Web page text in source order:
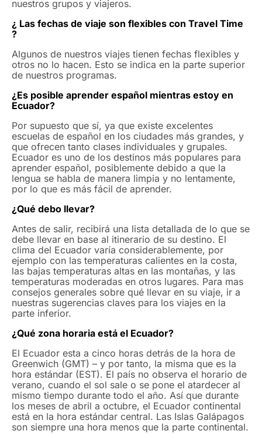
nuestros grupos y viajeros.
¿ Las fechas de viaje son flexibles con Travel Time
?
Algunos de nuestros viajes tienen fechas flexibles y
otros no lo hacen. Esto se indica en la parte superior
de nuestros programas.
¿Es posible aprender español mientras estoy en
Ecuador?
Por supuesto que sí, ya que existe excelentes
escuelas de español en los ciudades más grandes, y
que ofrecen tanto clases individuales y grupales.
Ecuador es uno de los destinos más populares para
aprender español, posiblemente debido a que la
lengua se habla de manera limpia y no lentamente,
por lo que es más fácil de aprender.
¿Qué debo llevar?
Antes de salir, recibirá una lista detallada de lo que se
debe llevar en base al itinerario de su destino. El
clima del Ecuador varía considerablemente, por
ejemplo con las temperaturas calientes en la costa,
las bajas temperaturas altas en las montañas, y las
temperaturas moderadas en otros lugares. Para mas
consejos generales sobre qué llevar en su viaje, ir a
nuestras sugerencias claves para los viajes en la
parte inferior.
¿Qué zona horaria está el Ecuador?
El Ecuador esta a cinco horas detrás de la hora de
Greenwich (GMT) – y por tanto, la misma que es la
hora estándar (EST). El país no observa el horario de
verano, cuando el sol sale o se pone el atardecer al
mismo tiempo durante todo el año. Así que durante
los meses de abril a octubre, el Ecuador continental
está en la hora estándar central. Las Islas Galápagos
son siempre una hora menos que la parte continental.